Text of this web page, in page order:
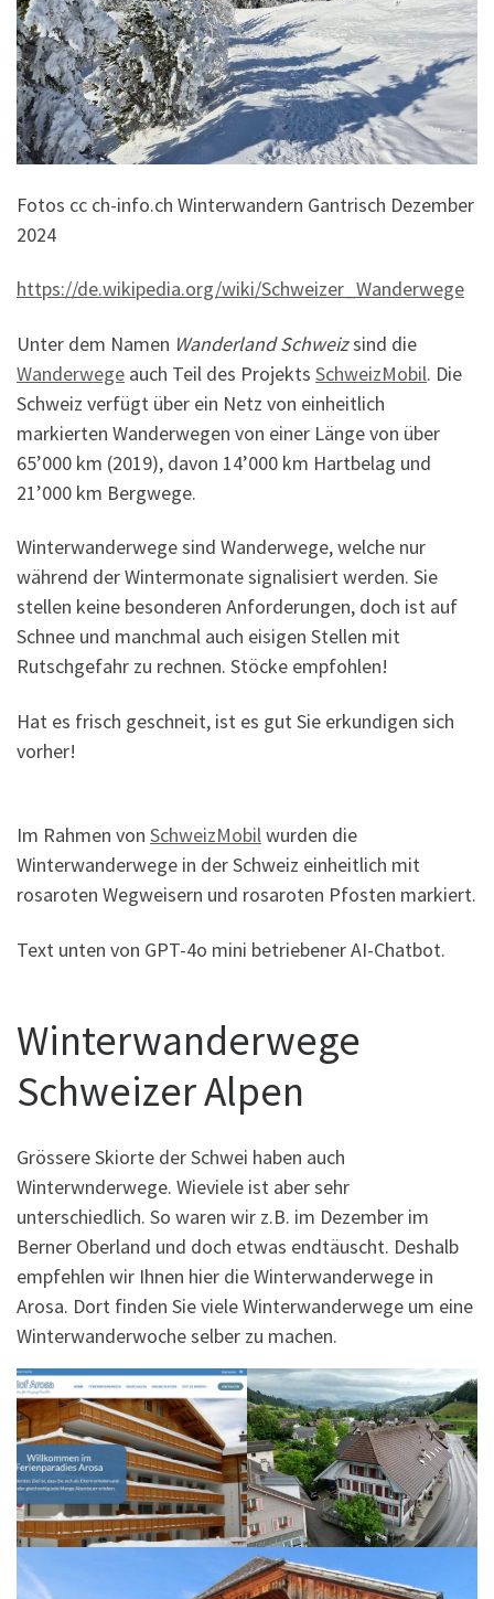
Fotos cc ch-info.ch Winterwandern Gantrisch Dezember
2024
https://de.wikipedia.org/wiki/Schweizer_Wanderwege
Unter dem Namen Wanderland Schweizsind die
Wanderwege auch Teil des Projekts SchweizMobil. Die
Schweiz verfügt über ein Netz von einheitlich
markierten Wanderwegen von einer Länge von über
65’000 km (2019), davon 14’000 km Hartbelag und
21’000 km Bergwege.
Winterwanderwege sind Wanderwege, welche nur
während der Wintermonate signalisiert werden. Sie
stellen keine besonderen Anforderungen, doch ist auf
Schnee und manchmal auch eisigen Stellen mit
Rutschgefahr zu rechnen. Stöcke empfohlen!
Hat es frisch geschneit, ist es gut Sie erkundigen sich
vorher!
Im Rahmen von SchweizMobilwurden die
Winterwanderwege in der Schweiz einheitlich mit
rosaroten Wegweisern und rosaroten Pfosten markiert.
Text unten von GPT-4o mini betriebener AI-Chatbot.
Winterwanderwege
Schweizer Alpen
Grössere Skiorte der Schwei haben auch
Winterwnderwege. Wieviele ist aber sehr
unterschiedlich. So waren wir z.B. im Dezember im
Berner Oberland und doch etwas endtäuscht. Deshalb
empfehlen wir Ihnen hier die Winterwanderwege in
Arosa. Dort finden Sie viele Winterwanderwege um eine
Winterwanderwoche selber zu machen.